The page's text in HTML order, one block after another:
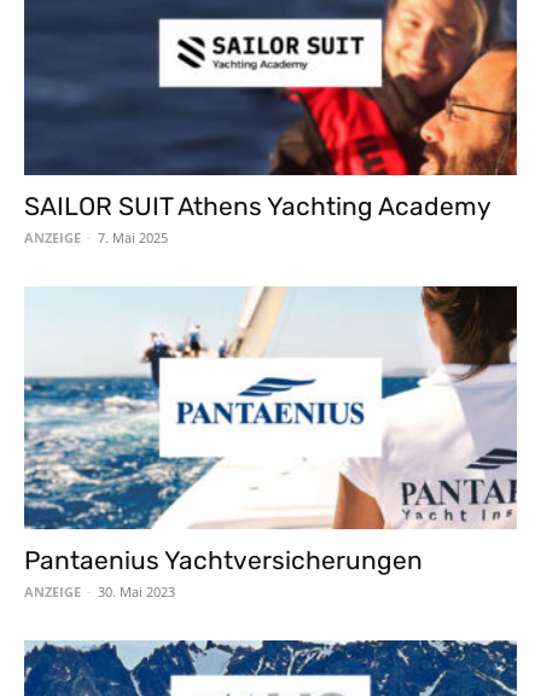
SAILOR SUIT Athens Yachting Academy
ANZEIGE - 7. Mai 2025
Pantaenius Yachtversicherungen
ANZEIGE - 30. Mai 2023